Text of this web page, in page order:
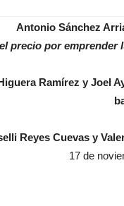
Antonio Sánchez
precio por emprender
Ramírez y Joel
Reyes Cuevas y
17 de